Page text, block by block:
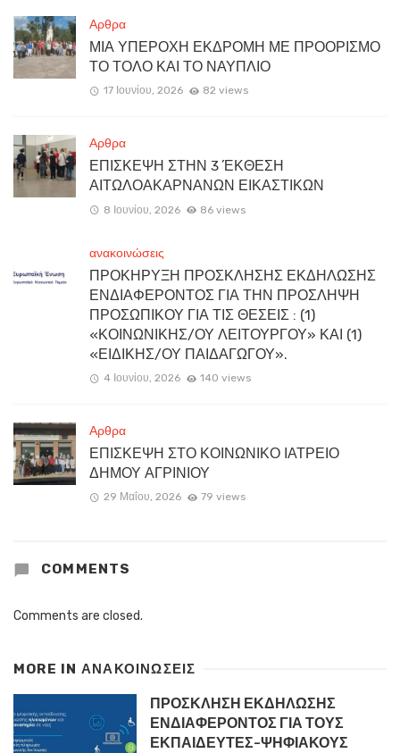
Αρθρα
ΜΙΑ ΥΠΕΡΟΧΗ ΕΚΔΡΟΜΗ ΜΕ ΠΡΟΟΡΙΣΜΟ
ΤΟ ΤΟΛΟ ΚΑΙ ΤΟ ΝΑΥΠΛΙΟ
17 Ιουνίου, 2026 82 views
Αρθρα
ΕΠΙΣΚΕΨΗ ΣΤΗΝ 3 ΈΚΘΕΣΗ
ΑΙΤΩΛΟΑΚΑΡΝΑΝΩΝ ΕΙΚΑΣΤΙΚΩΝ
8 Ιουνίου, 2026 86 views
ανακοινώσεις
ΠΡΟΚΗΡΥΞΗ ΠΡΟΣΚΛΗΣΗΣ ΕΚΔΗΛΩΣΗΣ
ΕΝΔΙΑΦΕΡΟΝΤΟΣ ΓΙΑ ΤΗΝ ΠΡΟΣΛΗΨΗ
ΠΡΟΣΩΠΙΚΟΥ ΓΙΑ ΤΙΣ ΘΕΣΕΙΣ : (1)
«ΚΟΙΝΩΝΙΚΗΣ/ΟΥ ΛΕΙΤΟΥΡΓΟΥ» ΚΑΙ (1)
«ΕΙΔΙΚΗΣ/ΟΥ ΠΑΙΔΑΓΩΓΟΥ».
4 Ιουνίου, 2026 140 views
Αρθρα
ΕΠΙΣΚΕΨΗ ΣΤΟ ΚΟΙΝΩΝΙΚΟ ΙΑΤΡΕΙΟ
ΔΗΜΟΥ ΑΓΡΙΝΙΟΥ
29 Μαΐου, 2026 79 views
COMMENTS
Comments are closed.
MORE IN ΑΝΑΚΟΙΝΏΣΕΙΣ
ΠΡΟΣΚΛΗΣΗ ΕΚΔΗΛΩΣΗΣ
ΕΝΔΙΑΦΕΡΟΝΤΟΣ ΓΙΑ ΤΟΥΣ
ΕΚΠΑΙΔΕΥΤΕΣ-ΨΗΦΙΑΚΟΥΣ